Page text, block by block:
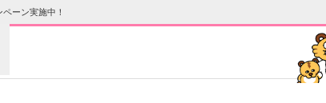
ーン実施中！